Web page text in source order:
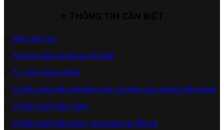
Báo giá cửa
Hướng dẫn sử dụng nội thất
Tư vấn phong thủy
Chính sách bảo vệ thông tin cá nhân của người tiêu dùng
Chính sách bảo hành
Chính sách đặt hàng, giao hàng & đổi trả